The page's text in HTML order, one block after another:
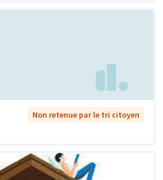
Non retenue par le tri citoyen